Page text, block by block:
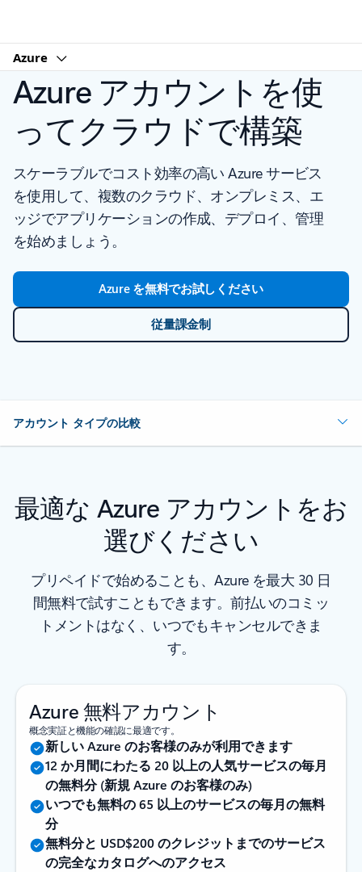
Azure
Azure アカウントを使
ってクラウドで構築
スケーラブルでコスト効率の高い Azure サービス
を使用して、複数のクラウド、オンプレミス、エ
ッジでアプリケーションの作成、デプロイ、管理
を始めましょう。
Azure を無料でお試しください
従量課金制
アカウント タイプの比較
最適な Azure アカウントをお
選びください
プリペイドで始めることも、Azure を最大 30 日
間無料で試すこともできます。前払いのコミッ
トメントはなく、いつでもキャンセルできま
す。
Azure 無料アカウント
概念実証と機能の確認に最適です。
新しい Azure のお客様のみが利用できます
12 か月間にわたる 20 以上の人気サービスの毎月
の無料分 (新規 Azure のお客様のみ)
いつでも無料の 65 以上のサービスの毎月の無料
分
無料分と USD$200 のクレジットまでのサービス
の完全なカタログへのアクセス